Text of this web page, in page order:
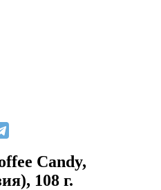
Candy,
108 г.